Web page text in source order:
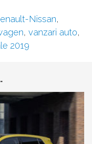
Nissan,
, vanzari auto,
2019